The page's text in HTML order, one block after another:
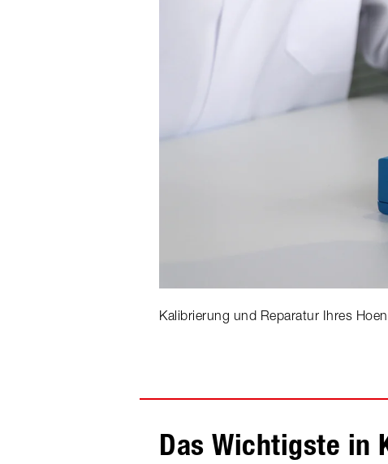
Kalibrierung und Reparatur Ihres
Das Wichtigste in